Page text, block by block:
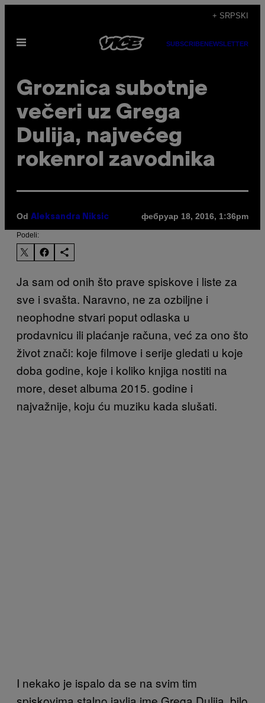
садржај
+ SRPSKI
Otvori
SUBSCRIBENEWSLETTER
Groznica subotnje
večeri uz Grega
Dulija, najvećeg
rokenrol zavodnika
Od Aleksandra Niksic фебруар 18, 2016, 1:36pm
Podeli:
Ja sam od onih što prave spiskove i liste za
sve i svašta. Naravno, ne za ozbiljne i
neophodne stvari poput odlaska u
prodavnicu ili plaćanje računa, već za ono što
život znači: koje filmove i serije gledati u koje
doba godine, koje i koliko knjiga nostiti na
more, deset albuma 2015. godine i
najvažnije, koju ću muziku kada slušati.
I nekako je ispalo da se na svim tim